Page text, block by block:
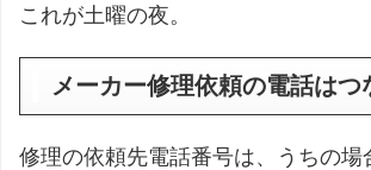
これが土曜の夜。
メーカー修理依頼の電話はつ
修理の依頼先電話番号は、うちの場